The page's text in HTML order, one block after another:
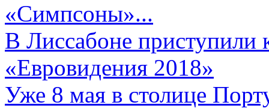
«Симпсоны»...
В Лиссабоне приступили
«Евровидения 2018»
Уже 8 мая в столице